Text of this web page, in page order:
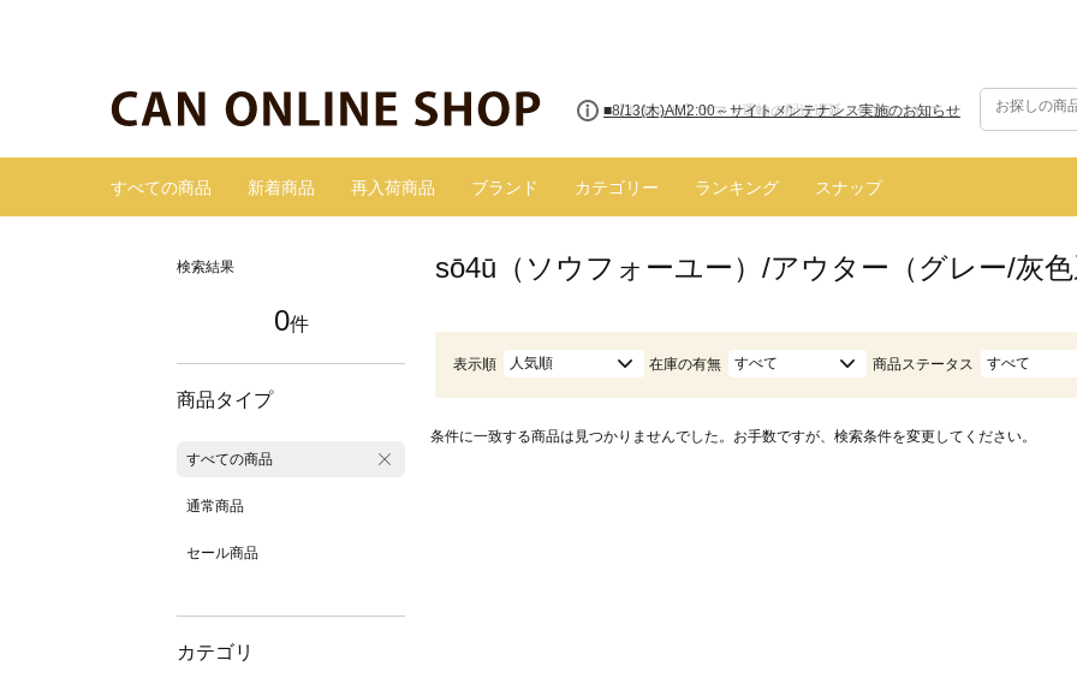
■8/13(木)AM2:00～サイトメンテナンス実施のお知らせ
すべての商品 新着商品 再入荷商品 ブランド カテゴリー ランキング スナップ
検索結果
0件
商品タイプ
すべての商品
通常商品
セール商品
カテゴリ
sō4ū（ソウフォーユー）/アウター（グレー/灰
表示順 人気順 在庫の有無 すべて 商品ステータス すべて
条件に一致する商品は見つかりませんでした。お手数ですが、検索条件を変更してください。